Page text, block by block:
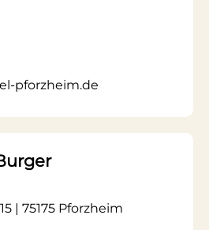
pforzheim.de
| 75175 Pforzheim